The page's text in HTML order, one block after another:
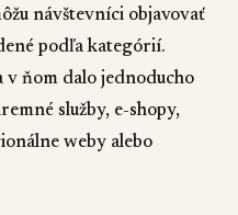
návštevníci objavovať
podľa kategórií.
v ňom dalo jednoducho
služby, e-shopy,
weby alebo